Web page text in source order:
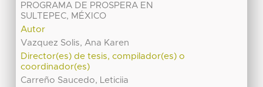
PROGRAMA DE PROSPERA EN
SULTEPEC, MÉXICO
Autor
Vazquez Solis, Ana Karen
Director(es) de tesis, compilador(es) o
coordinador(es)
Carreño Saucedo, Leticiia